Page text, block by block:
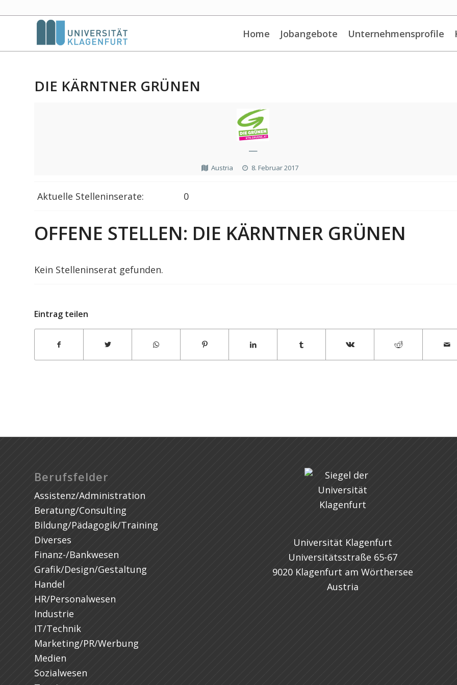
Home Jobangebote Unternehmensprofile
DIE KÄRNTNER GRÜNEN
—
Austria 8. Februar 2017
Aktuelle Stelleninserate: 0
OFFENE STELLEN: DIE KÄRNTNER GRÜNEN
Kein Stelleninserat gefunden.
Eintrag teilen
Berufsfelder
Assistenz/Administration
Beratung/Consulting
Bildung/Pädagogik/Training
Diverses
Finanz-/Bankwesen
Grafik/Design/Gestaltung
Handel
HR/Personalwesen
Industrie
IT/Technik
Marketing/PR/Werbung
Medien
Sozialwesen
Universität Klagenfurt
Universitätsstraße 65-67
9020 Klagenfurt am Wörthersee
Austria